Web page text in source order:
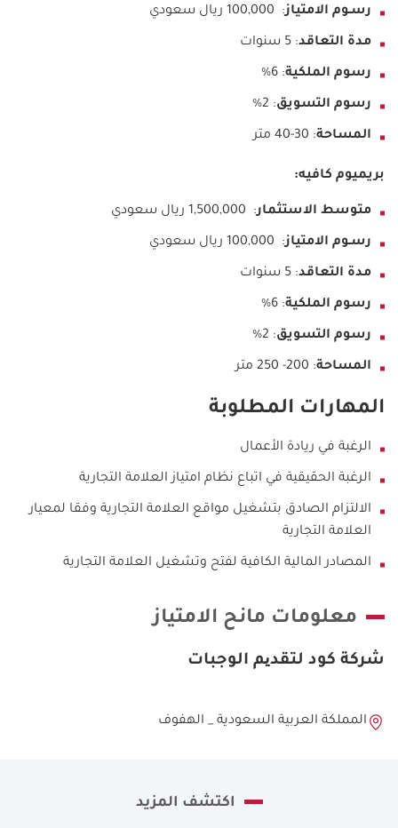
رسـوم الامتياز: 100,000 ريال سعودي
مدة التعاقد: 5 سنوات
رسوم الملكية: 6%
رسوم التسويق: 2%
المساحة: 30-40 متر
بريميوم كافيه:
متوسط الاستثمار: 1,500,000 ريال سعودي
رسـوم الامتياز: 100,000 ريال سعودي
مدة التعاقد: 5 سنوات
رسوم الملكية: 6%
رسوم التسويق: 2%
المساحة: 200- 250 متر
المهارات المطلوبة
الرغبة في ريادة الأعمال
الرغبة الحقيقية في اتباع نظام امتياز العلامة التجارية
الالتزام الصادق بتشغيل مواقع العلامة التجارية وفقا لمعيار
العلامة التجارية
المصادر المالية الكافية لفتح وتشغيل العلامة التجارية
معلومات مانح الامتياز
شركة كود لتقدیم الوجبات
المملكة العربية السعودية _ الهفوف
اكتشف المزيد